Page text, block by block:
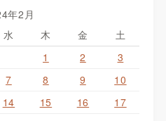
年2月
水 木 金
土
1
2
3
7 8 9
10
14 15 16
17